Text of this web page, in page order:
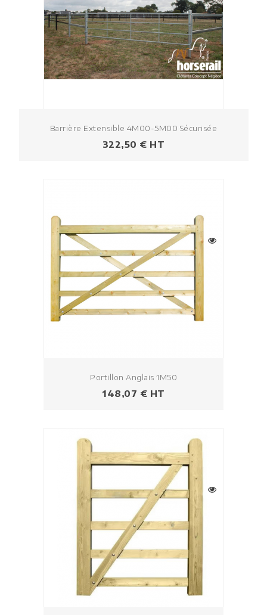
Barrière Extensible 4M00-5M00 Sécurisée
Prix
322,50 € HT
Portillon Anglais 1M50
Prix
148,07 € HT